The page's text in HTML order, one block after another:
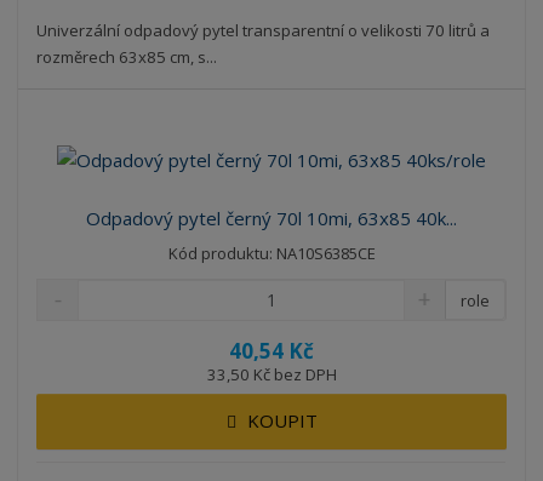
Univerzální odpadový pytel transparentní o velikosti 70 litrů a
rozměrech 63x85 cm, s...
Odpadový pytel černý 70l 10mi, 63x85 40k...
Kód produktu: NA10S6385CE
40,54 Kč
33,50 Kč bez DPH
role
KOUPIT